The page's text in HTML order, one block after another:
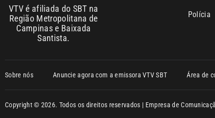
VTV é afiliada do SBT na
Região Metropolitana de
Campinas e Baixada
Santista.
Polícia
Sobre nós Anuncie agora com a emissora VTV SBT Área de
Copyright © 2026. Todos os direitos reservados | Empresa de